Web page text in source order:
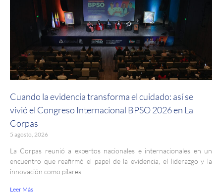
Cuando la evidencia transforma el cuidado: así se
vivió el Congreso Internacional BPSO 2026 en La
Corpas
5 agosto, 2026
La Corpas reunió a expertos nacionales e internacionales en un
encuentro que reafirmó el papel de la evidencia, el liderazgo y la
innovación como pilares
Leer Más